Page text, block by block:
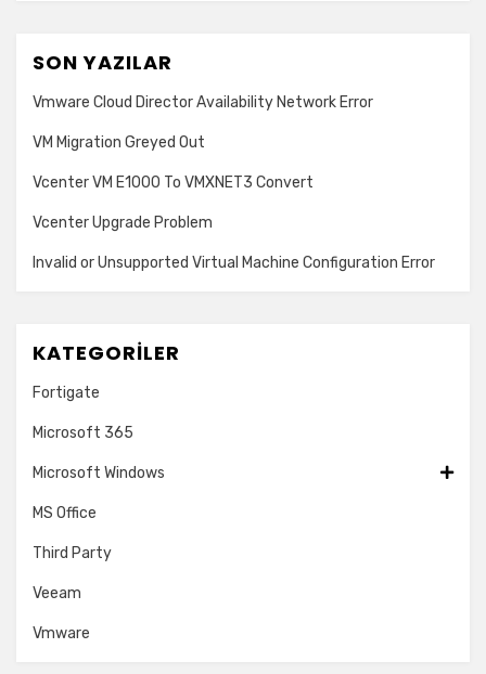
SON YAZILAR
Vmware Cloud Director Availability Network Error
VM Migration Greyed Out
Vcenter VM E1000 To VMXNET3 Convert
Vcenter Upgrade Problem
Invalid or Unsupported Virtual Machine Configuration Error
KATEGORILER
Fortigate
Microsoft 365
Microsoft Windows
MS Office
Third Party
Veeam
Vmware